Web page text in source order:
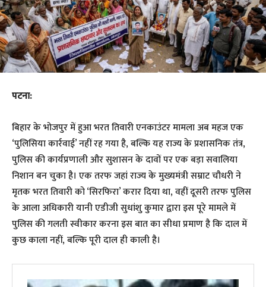
पटना:
बिहार के भोजपुर में हुआ भरत तिवारी एनकाउंटर मामला अब महज एक
‘पुलिसिया कार्रवाई’ नहीं रह गया है, बल्कि यह राज्य के प्रशासनिक तंत्र,
पुलिस की कार्यप्रणाली और सुशासन के दावों पर एक बड़ा सवालिया
निशान बन चुका है। एक तरफ जहां राज्य के मुख्यमंत्री सम्राट चौधरी ने
मृतक भरत तिवारी को ‘सिरफिरा’ करार दिया था, वहीं दूसरी तरफ पुलिस
के आला अधिकारी यानी एडीजी सुधांशु कुमार द्वारा इस पूरे मामले में
पुलिस की गलती स्वीकार करना इस बात का सीधा प्रमाण है कि दाल में
कुछ काला नहीं, बल्कि पूरी दाल ही काली है।